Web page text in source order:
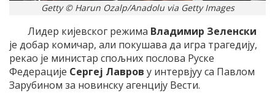
Getty © Harun Ozalp/Anadolu via Getty Images
Лидер кијевског режима Владимир Зеленски
је добар комичар, али покушава да игра трагедију,
рекао је министар спољних послова Руске
Федерације Сергеј Лавров у интервјуу са Павлом
Зарубином за новинску агенцију Вести.